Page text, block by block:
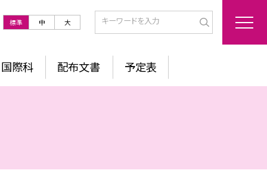
標準 中 大
国際科 配布文書 予定表